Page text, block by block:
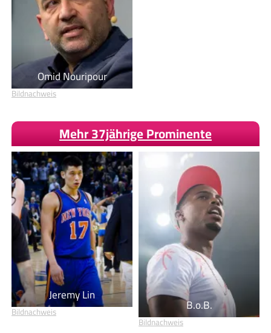
Omid Nouripour
Bildnachweis
Mehr 37jährige Prominente
Jeremy Lin
Bildnachweis B.o.B.
Bildnachweis